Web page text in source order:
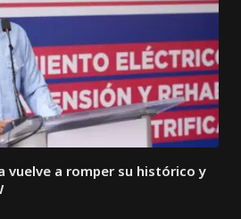
vuelve a romper su histórico y